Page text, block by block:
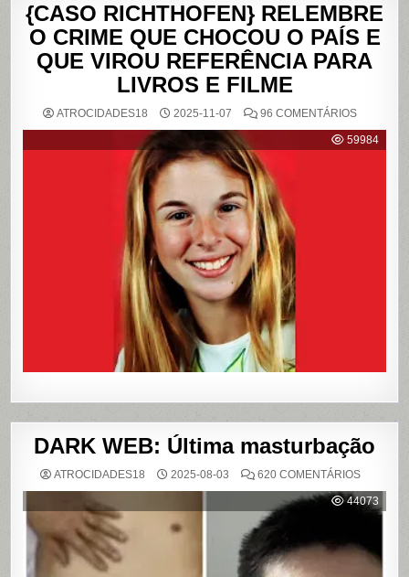
{CASO RICHTHOFEN} RELEMBRE
O CRIME QUE CHOCOU O PAÍS E
QUE VIROU REFERÊNCIA PARA
LIVROS E FILME
ATROCIDADES18 2025-11-07 96 COMENTÁRIOSEM
59984
DARK WEB: Última masturbação
ATROCIDADES18 2025-08-03 620 COMENTÁRIOSEM
WEB:
ÚLTIMA
44073